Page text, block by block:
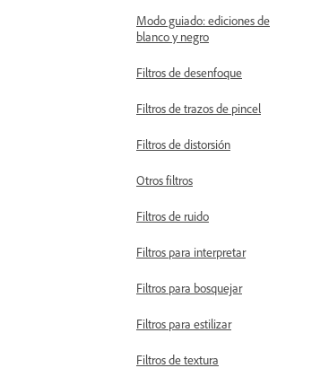
Modo guiado: ediciones de
blanco y negro
Filtros de desenfoque
Filtros de trazos de pincel
Filtros de distorsión
Otros filtros
Filtros de ruido
Filtros para interpretar
Filtros para bosquejar
Filtros para estilizar
Filtros de textura